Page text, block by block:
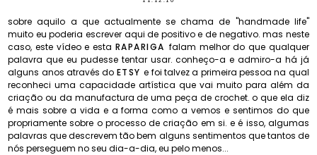
sobre aquilo a que actualmente se chama de "handmade life"
muito eu poderia escrever aqui de positivo e de negativo. mas neste
caso, este vídeo e esta RAPARIGA falam melhor do que qualquer
palavra que eu pudesse tentar usar. conheço-a e admiro-a há já
alguns anos através do ETSYe foi talvez a primeira pessoa na qual
reconheci uma capacidade artística que vai muito para além da
criação ou da manufactura de uma peça de crochet. o que ela diz
é mais sobre a vida e a forma como a vemos e sentimos do que
propriamente sobre o processo de criação em si. e é isso, algumas
palavras que descrevem tão bem alguns sentimentos que tantos de
nós perseguem no seu dia-a-dia, eu pelo menos...